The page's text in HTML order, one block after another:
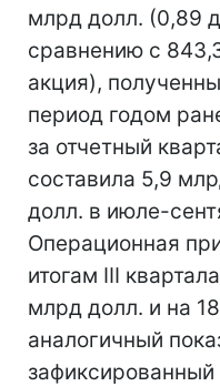
млрд долл. (0,89
сравнению с
акция),
период годом
за отчетный
составила 5,9
долл. в июле-
Операционная
итогам III
млрд долл. и на
аналогичный